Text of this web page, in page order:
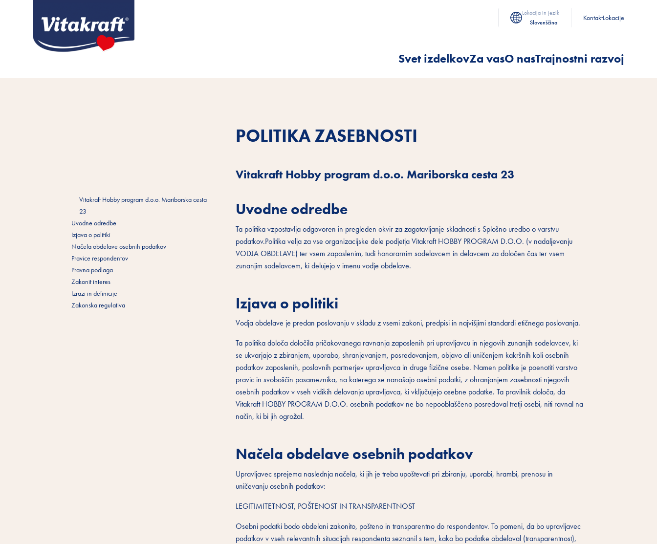
Lokacija in jezik
Slovenščina
KontaktLokacije
Svet izdelkovZa vasO nasTrajnostni razvoj
Vitakraft Hobby program d.o.o. Mariborska cesta
23
Uvodne odredbe
Izjava o politiki
Načela obdelave osebnih podatkov
Pravice respondentov
Pravna podlaga
Zakonit interes
Izrazi in definicije
Zakonska regulativa
POLITIKA ZASEBNOSTI
Vitakraft Hobby program d.o.o. Mariborska cesta 23
Uvodne odredbe
Ta politika vzpostavlja odgovoren in pregleden okvir za zagotavljanje skladnosti s Splošno uredbo o varstvu
podatkov.Politika velja za vse organizacijske dele podjetja Vitakraft HOBBY PROGRAM D.O.O. (v nadaljevanju
VODJA OBDELAVE) ter vsem zaposlenim, tudi honorarnim sodelavcem in delavcem za določen čas ter vsem
zunanjim sodelavcem, ki delujejo v imenu vodje obdelave.
Izjava o politiki
Vodja obdelave je predan poslovanju v skladu z vsemi zakoni, predpisi in najvišjimi standardi etičnega poslovanja.
Ta politika določa določila pričakovanega ravnanja zaposlenih pri upravljavcu in njegovih zunanjih sodelavcev, ki
se ukvarjajo z zbiranjem, uporabo, shranjevanjem, posredovanjem, objavo ali uničenjem kakršnih koli osebnih
podatkov zaposlenih, poslovnih partnerjev upravljavca in druge fizične osebe. Namen politike je poenotiti varstvo
pravic in svoboščin posameznika, na katerega se nanašajo osebni podatki, z ohranjanjem zasebnosti njegovih
osebnih podatkov v vseh vidikih delovanja upravljavca, ki vključujejo osebne podatke. Ta pravilnik določa, da
Vitakraft HOBBY PROGRAM D.O.O. osebnih podatkov ne bo nepooblaščeno posredoval tretji osebi, niti ravnal na
način, ki bi jih ogrožal.
Načela obdelave osebnih podatkov
Upravljavec sprejema naslednja načela, ki jih je treba upoštevati pri zbiranju, uporabi, hrambi, prenosu in
uničevanju osebnih podatkov:
LEGITIMITETNOST, POŠTENOST IN TRANSPARENTNOST
Osebni podatki bodo obdelani zakonito, pošteno in transparentno do respondentov. To pomeni, da bo upravljavec
podatkov v vseh relevantnih situacijah respondenta seznanil s tem, kako bo podatke obdeloval (transparentnost),